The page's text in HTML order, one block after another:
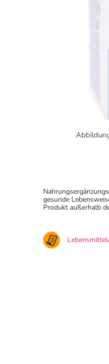
gesunde
Produkt außerhalb